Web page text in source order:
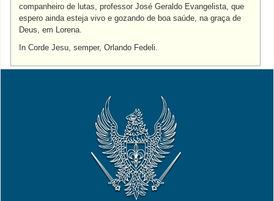
companheiro de lutas, professor José Geraldo Evangelista, que
espero ainda esteja vivo e gozando de boa saúde, na graça de
Deus, em Lorena.
In Corde Jesu, semper, Orlando Fedeli.